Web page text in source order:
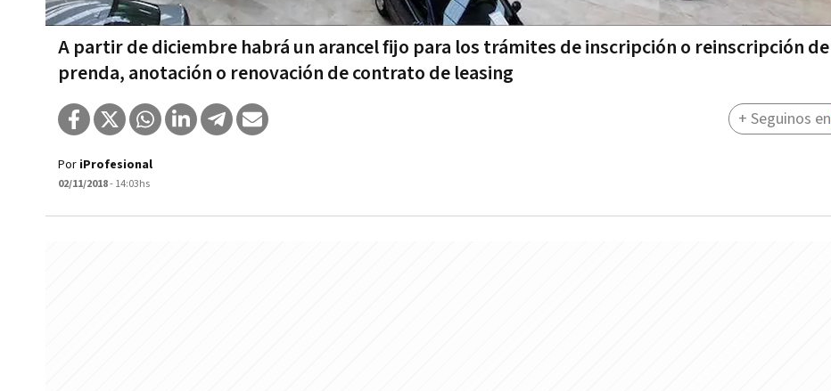
A partir de diciembre habrá un arancel fijo para los trámites de inscripción o reinscripción de
prenda, anotación o renovación de contrato de leasing
Por iProfesional
02/11/2018- 14:03hs
+ Seguinos en